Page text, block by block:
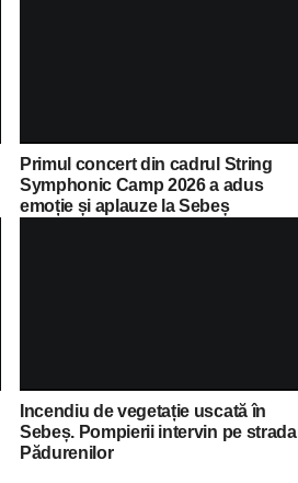
Primul concert din cadrul String
Symphonic Camp 2026 a adus
emoție și aplauze la Sebeș
Incendiu de vegetație uscată în
Sebeș. Pompierii intervin pe strada
Pădurenilor